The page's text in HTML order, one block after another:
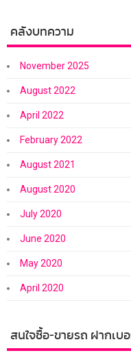
คลังบทความ
November 2025
August 2022
April 2022
February 2022
August 2021
August 2020
July 2020
June 2020
May 2020
April 2020
สนใจซื้อ-ขายรถ ฝากเ